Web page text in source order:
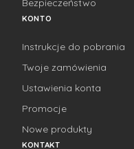
Bezpieczeństwo
KONTO
Instrukcje do pobrania
Twoje zamówienia
Ustawienia konta
Promocje
Nowe produkty
KONTAKT